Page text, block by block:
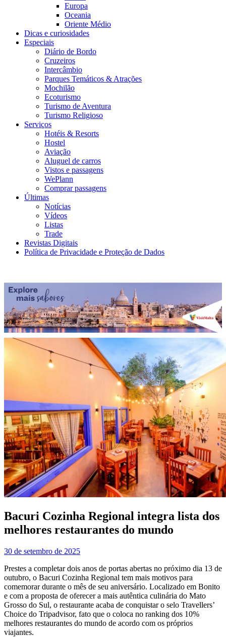
Europa
Oceania
Oriente Médio
Dicas e curiosidades
Especiais
Diário de Bordo
Cruzeiros
Intercâmbio
Parques Temáticos & Atrações
Mochilão
Ecoturismo
Turismo de Aventura
Turismo Religioso
Serviços
Hotéis & Resorts
Hostel
Aviação
Aluguel de carros
Vistos e passagens
WePlann
Comprar passagens
Últimas
Notícias
Vídeos
Listas
Trade
Revistas Digitais
Política de Privacidade e Proteção de Dados
Bacuri Cozinha Regional integra lista dos
melhores restaurantes do mundo
30 de setembro de 2025
Prestes a completar dois anos de portas abertas no próximo dia 13 de
outubro, o Bacuri Cozinha Regional tem mais motivos para
comemorar durante o mês de seu aniversário. Localizado em Bonito
e com a proposta de oferecer a mais autêntica culinária do Mato
Grosso do Sul, o restaurante acaba de conquistar o selo Travellers’
Choice do Tripadvisor, fato que o coloca no ranking dos 10%
melhores restaurantes do mundo de acordo com os próprios
viajantes.